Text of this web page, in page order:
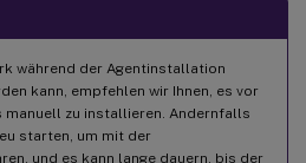
während der Agentinstallation
kann, empfehlen wir Ihnen, es vor
zu installieren. Andernfalls
starten, um mit der
und es kann lange dauern, bis der